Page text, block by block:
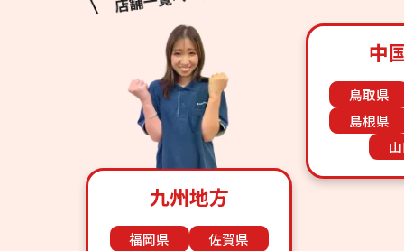
中
鳥取県
島根県
九州地方
福岡県
佐賀県